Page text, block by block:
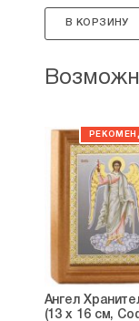
В КОРЗИНУ
Ангел
(13 х 16 см,